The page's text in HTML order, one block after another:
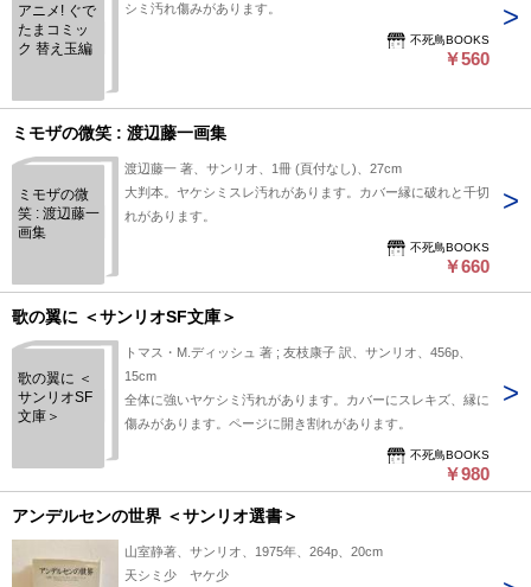
アニメ! ぐで
たまコミッ
ク 替え玉編
シミ汚れ傷みがあります。
不死鳥BOOKS
￥560
ミモザの微笑 : 渡辺藤一画集
ミモザの微
笑 : 渡辺藤一
画集
渡辺藤一 著、サンリオ、1冊 (頁付なし)、27cm
大判本。ヤケシミスレ汚れがあります。カバー縁に破れと千切
れがあります。
不死鳥BOOKS
￥660
歌の翼に ＜サンリオSF文庫＞
歌の翼に ＜
サンリオSF
文庫＞
トマス・M.ディッシュ 著 ; 友枝康子 訳、サンリオ、456p、
15cm
全体に強いヤケシミ汚れがあります。カバーにスレキズ、縁に
傷みがあります。ページに開き割れがあります。
不死鳥BOOKS
￥980
アンデルセンの世界 ＜サンリオ選書＞
山室静著、サンリオ、1975年、264p、20cm
天シミ少 ヤケ少